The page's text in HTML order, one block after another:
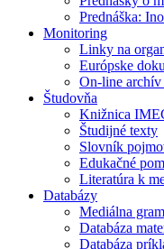
Prednáška:
Monitoring
Linky na
Európske
On-line
Študovňa
Knižnica
Študijné texty
Slovník
Edukačné
Literatúra k
Databázy
Mediálna
Databáza
Databáza